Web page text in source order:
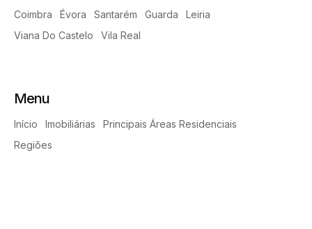
Coimbra
Évora Santarém Guarda
Leiria
Viana Do Castelo
Vila Real
Menu
Início Imobiliárias
Principais Áreas Residenciais
Regiões